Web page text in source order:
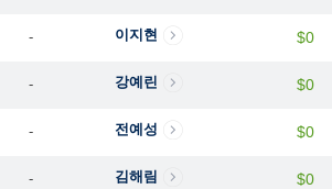
- 이지현 $0
- 강예린 $0
- 전예성 $0
- 김해림 $0